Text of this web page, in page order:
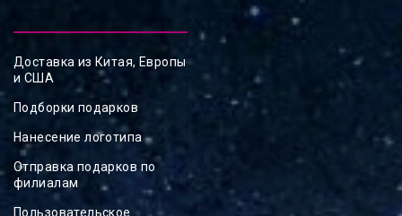
Доставка из Китая, Европы
и США
Подборки подарков
Нанесение логотипа
Отправка подарков по
филиалам
Пользовательское